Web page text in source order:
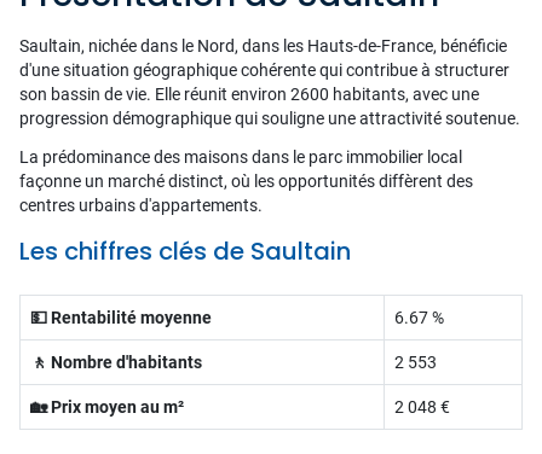
Saultain, nichée dans le Nord, dans les Hauts-de-France, bénéficie
d'une situation géographique cohérente qui contribue à structurer
son bassin de vie. Elle réunit environ 2600 habitants, avec une
progression démographique qui souligne une attractivité soutenue.
La prédominance des maisons dans le parc immobilier local
façonne un marché distinct, où les opportunités diffèrent des
centres urbains d'appartements.
Les chiffres clés de Saultain
💵 Rentabilité moyenne 6.67 %
🚶 Nombre d'habitants 2 553
🏡 Prix moyen au m² 2 048 €